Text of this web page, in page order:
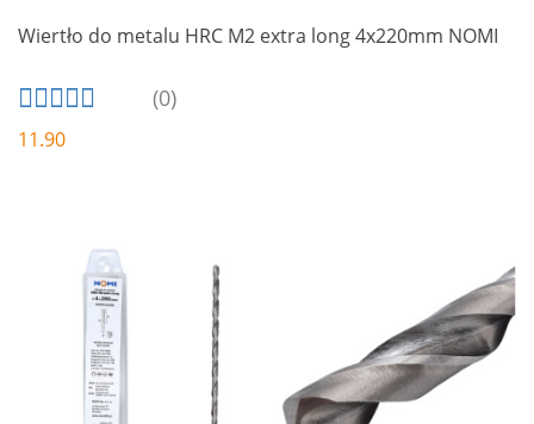
Wiertło do metalu HRC M2 extra long 4x220mm NOMI
(0)
11.90